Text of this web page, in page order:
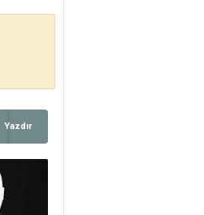
Yazdır